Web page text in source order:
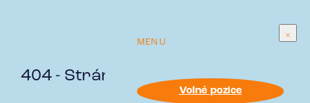
MENU
Volné pozice
404 - Stránka nenalezena